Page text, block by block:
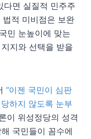
다면 실질적 민주주
적 미비점은 보완
민 눈높이에 맞는
지와 선택을 받을
“이젠 국민이 심판
하지 않도록 눈부
이 위성정당의 성격
국민들이 꼼수에